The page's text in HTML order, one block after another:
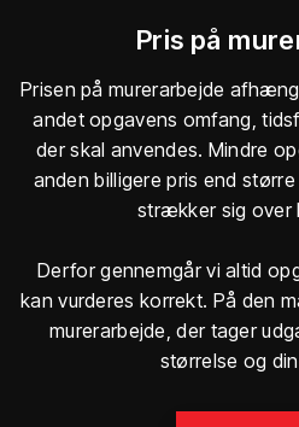
Pris på
Prisen på murerarbejde
andet opgavens omfang,
der skal anvendes. Mindre
anden billigere pris end
strækker sig over
Derfor gennemgår vi altid
kan vurderes korrekt. På den
murerarbejde, der tager
størrelse og